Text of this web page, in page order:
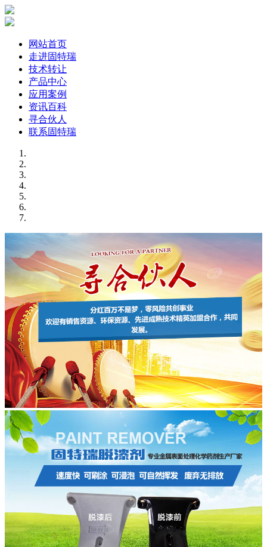
网站首页
走进固特瑞
技术转让
产品中心
应用案例
资讯百科
寻合伙人
联系固特瑞